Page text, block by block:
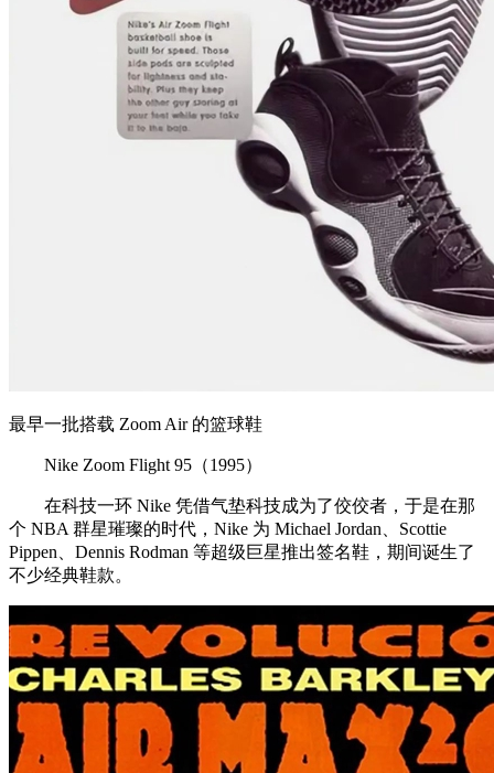
最早一批搭载 Zoom Air 的篮球鞋
Nike Zoom Flight 95（1995）
在科技一环 Nike 凭借气垫科技成为了佼佼者，于是在那
个 NBA 群星璀璨的时代，Nike 为 Michael Jordan、Scottie
Pippen、Dennis Rodman 等超级巨星推出签名鞋，期间诞生了
不少经典鞋款。